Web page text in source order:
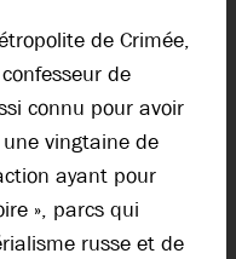
de Crimée,
de
connu pour avoir
vingtaine de
ayant pour
», parcs qui
russe et de